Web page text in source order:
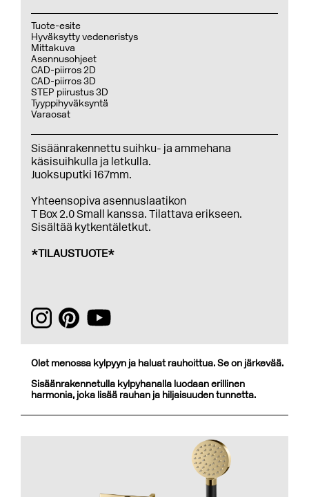
Tuote-esite
Hyväksytty vedeneristys
Mittakuva
Asennusohjeet
CAD-piirros 2D
CAD-piirros 3D
STEP piirustus 3D
Tyyppihyväksyntä
Varaosat
Sisäänrakennettu suihku- ja ammehana
käsisuihkulla ja letkulla.
Juoksuputki 167mm.
Yhteensopiva asennuslaatikon
T Box 2.0 Small kanssa. Tilattava erikseen.
Sisältää kytkentäletkut.
*TILAUSTUOTE*
Olet menossa kylpyyn ja haluat rauhoittua. Se on järkevää.
Sisäänrakennetulla kylpyhanalla luodaan erillinen
harmonia, joka lisää rauhan ja hiljaisuuden tunnetta.